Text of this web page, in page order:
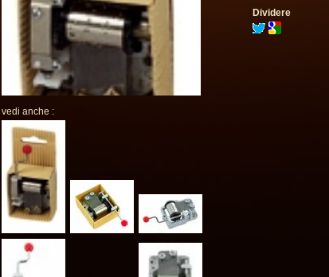
vedi anche :
Dividere